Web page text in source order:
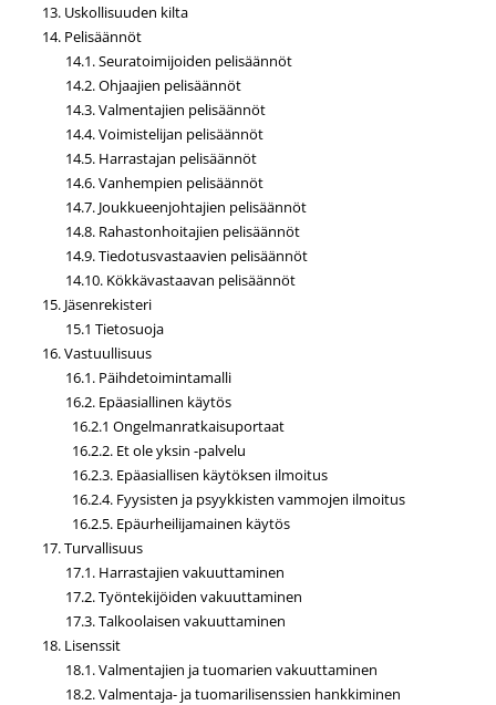
13. Uskollisuuden kilta
14. Pelisäännöt
14.1. Seuratoimijoiden pelisäännöt
14.2. Ohjaajien pelisäännöt
14.3. Valmentajien pelisäännöt
14.4. Voimistelijan pelisäännöt
14.5. Harrastajan pelisäännöt
14.6. Vanhempien pelisäännöt
14.7. Joukkueenjohtajien pelisäännöt
14.8. Rahastonhoitajien pelisäännöt
14.9. Tiedotusvastaavien pelisäännöt
14.10. Kökkävastaavan pelisäännöt
15. Jäsenrekisteri
15.1 Tietosuoja
16. Vastuullisuus
16.1. Päihdetoimintamalli
16.2. Epäasiallinen käytös
16.2.1 Ongelmanratkaisuportaat
16.2.2. Et ole yksin -palvelu
16.2.3. Epäasiallisen käytöksen ilmoitus
16.2.4. Fyysisten ja psyykkisten vammojen ilmoitus
16.2.5. Epäurheilijamainen käytös
17. Turvallisuus
17.1. Harrastajien vakuuttaminen
17.2. Työntekijöiden vakuuttaminen
17.3. Talkoolaisen vakuuttaminen
18. Lisenssit
18.1. Valmentajien ja tuomarien vakuuttaminen
18.2. Valmentaja- ja tuomarilisenssien hankkiminen